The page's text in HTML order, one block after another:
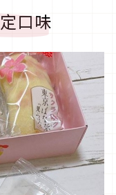
口味